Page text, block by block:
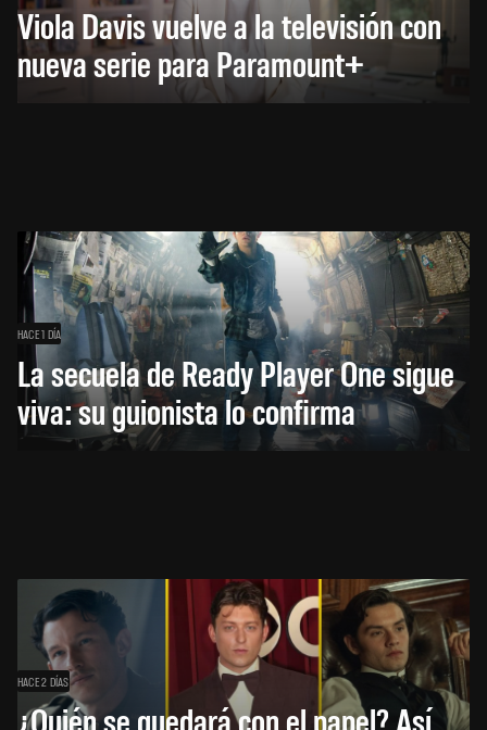
Viola Davis vuelve a la televisión con
nueva serie para Paramount+
HACE 1 DÍA
La secuela de Ready Player One sigue
viva: su guionista lo confirma
HACE 2 DÍAS
¿Quién se quedará con el papel? Así